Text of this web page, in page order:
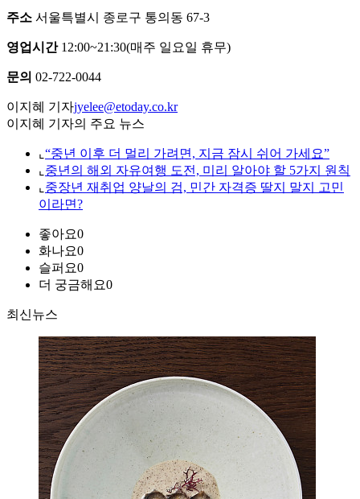
주소 서울특별시 종로구 통의동 67-3
영업시간12:00~21:30(매주 일요일 휴무)
문의 02-722-0044
이지혜 기자jyelee@etoday.co.kr
이지혜 기자의 주요 뉴스
⌞ “중년 이후 더 멀리 가려면, 지금 잠시 쉬어 가세요”
⌞ 중년의 해외 자유여행 도전, 미리 알아야 할 5가지 원칙
⌞ 중장년 재취업 양날의 검, 민간 자격증 딸지 말지 고민
이라면?
좋아요0
화나요0
슬퍼요0
더 궁금해요0
최신뉴스